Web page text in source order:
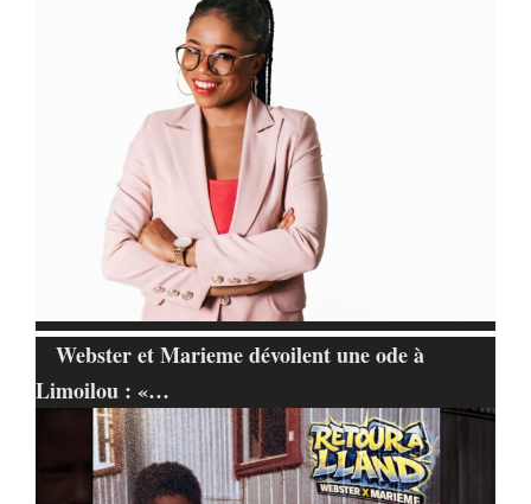
Webster et Marieme dévoilent une ode à
Limoilou : «…